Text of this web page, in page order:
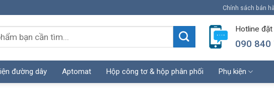
Chính sách bán
Hotline đặt
090 840
đường dây Aptomat Hộp công tơ & hộp phân phối Phụ kiện